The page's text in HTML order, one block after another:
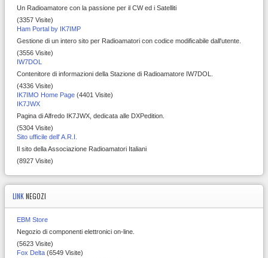
Un Radioamatore con la passione per il CW ed i Satelliti
(3357 Visite)
Ham Portal by IK7IMP
Gestione di un intero sito per Radioamatori con codice modificabile dall'utente.
(3556 Visite)
IW7DOL
Contenitore di informazioni della Stazione di Radioamatore IW7DOL.
(4336 Visite)
IK7IMO Home Page (4401 Visite)
IK7JWX
Pagina di Alfredo IK7JWX, dedicata alle DXPedition.
(5304 Visite)
Sito ufficile dell' A.R.I.
Il sito della Associazione Radioamatori Italiani
(8927 Visite)
LINK NEGOZI
EBM Store
Negozio di componenti elettronici on-line.
(5623 Visite)
Fox Delta (6549 Visite)